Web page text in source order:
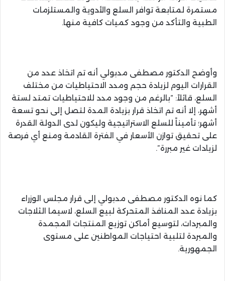
مستمرة لمتابعة توافر السلع والأدوية والمستلزمات
الطبية والتأكد من وجود كميات كافية منها.
وأوضح الدكتور مصطفى مدبولي أنه تم اتخاذ عدد من
القرارات اليوم لزيادة حجم ومدد الاحتياطيات من مختلف
السلع، قائلاً: “بالرغم من وجود مدد للاحتياطيات تمتد لستة
أشهر، إلا أنه تم اتخاذ قرار بزيادة المدة لتصل إلى نحو تسعة
أشهر؛ تأميناً للسلع الاستراتيجية وليكون لدى الدولة القدرة
على تحقيق توازن الأسعار في الفترة القادمة ومنع أي فرصة
لزيادات غير مبررة”.
كما نوه الدكتور مصطفى مدبولي إلى قرار مجلس الوزراء
بزيادة عدد المنافذ المتحركة لبيع السلع، لاسيما الثلاجات
والمبردات، لتوسيع أماكن توزيع المنتجات المجمدة
والمبردة لتلبية احتياجات المواطنين على مستوى
الجمهورية.